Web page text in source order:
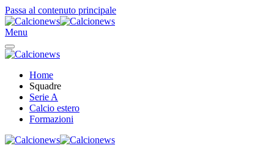
Passa al contenuto principale
Menu
Home
Squadre
Serie A
Calcio estero
Formazioni